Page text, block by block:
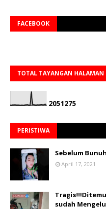
FACEBOOK
TOTAL TAYANGAN HALAMAN
2051275
PERISTIWA
Sebelum
April 17, 2021
sudah